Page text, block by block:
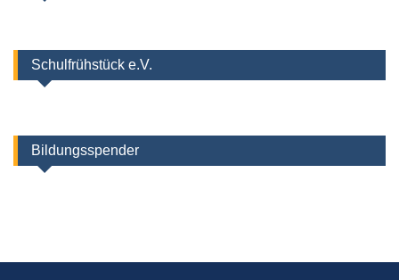
Schulfrühstück e.V.
Bildungsspender